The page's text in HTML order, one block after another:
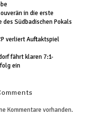
in die erste
des Südbadischen Pokals
verliert Auftaktspiel
fährt klaren 7:1-
ein
Kommentare vorhanden.